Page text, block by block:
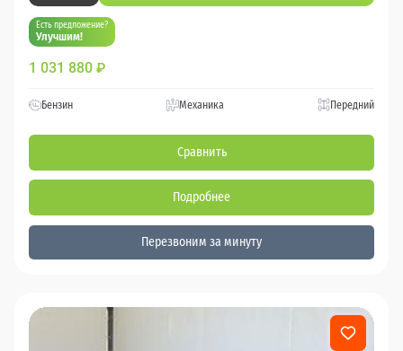
Есть предложение?
Улучшим!
1 031 880 ₽
Бензин Механика Передний
Сравнить
Подробнее
Перезвоним за минуту